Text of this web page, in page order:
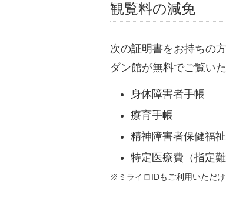
観覧料の減免
次の証明書をお持ちの
ダン館が無料でご覧いた
身体障害者手帳
療育手帳
精神障害者保健福
特定医療費（指定
※ミライロIDもご利用いただけ